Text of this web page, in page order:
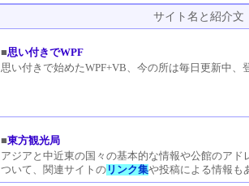
サイト名と紹介文
■思い付きでWPF
思い付きで始めたWPF+VB、今の所は毎日更新中、
■東方観光局
アジアと中近東の国々の基本的な情報や公館のアド
ついて、関連サイトの リンク集や投稿による情報も